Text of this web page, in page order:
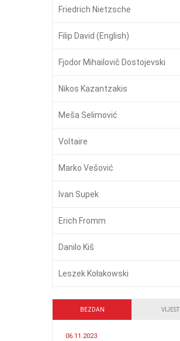
Friedrich Nietzsche
Filip David (English)
Fjodor Mihailovič Dostojevski
Nikos Kazantzakis
Meša Selimović
Voltaire
Marko Vešović
Ivan Supek
Erich Fromm
Danilo Kiš
Leszek Kołakowski
BEZDAN VIJESTI
06.11.2023